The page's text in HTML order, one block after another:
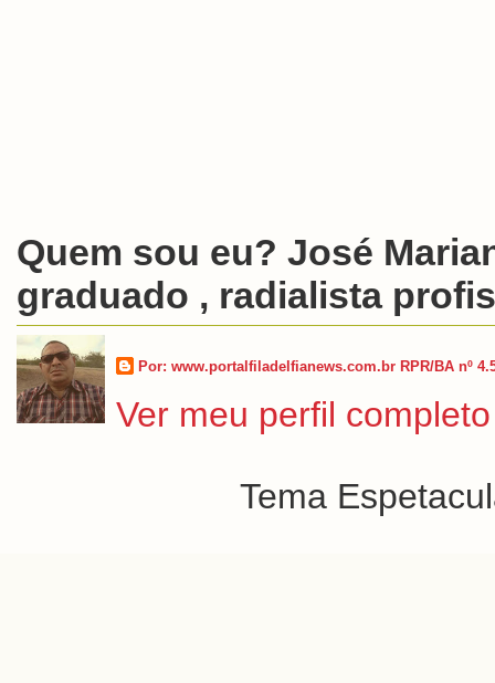
Quem sou eu? José
graduado , radialista
Por: www.portalfiladelfianews.com.br RPR/BA nº
Ver meu perfil completo
Tema